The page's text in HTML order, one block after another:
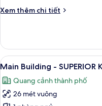
Non
Xem thêm chi tiết
Chi
Main
Building
-
QUEEN,
Non
Smoking
Xem
tất
cả
ảnh
18
Main Building - SUPERIOR
Quang cảnh thành phố
26 mét vuông